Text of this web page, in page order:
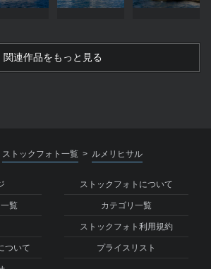
関連作品をもっと見る
ストックフォト一覧 > ルメリヒサル
ストックフォトについて
覧 カテゴリ一覧
ストックフォト利用規約
ついて プライスリスト